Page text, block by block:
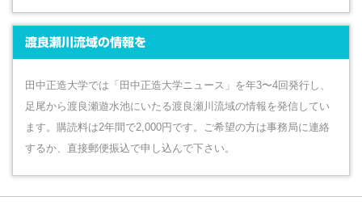
渡良瀬川流域の情報を
田中正造大学では「田中正造大学ニュース」を年3〜4回発行し、
足尾から渡良瀬遊水池にいたる渡良瀬川流域の情報を発信してい
ます。購読料は2年間で2,000円です。ご希望の方は事務局に連絡
するか、直接郵便振込で申し込んで下さい。